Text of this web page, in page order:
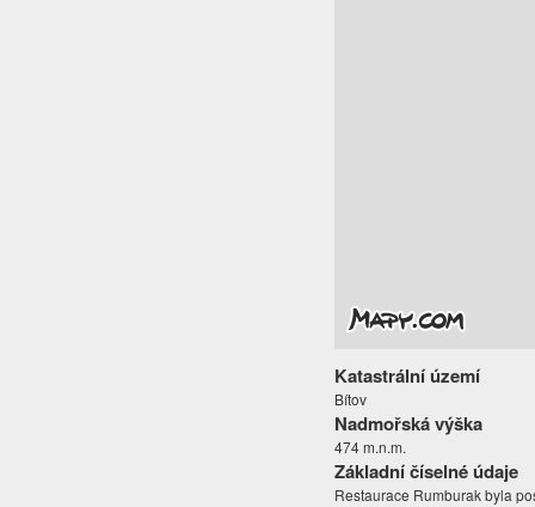
Katastrální území
Bítov
Nadmořská výška
474 m.n.m.
Základní číselné údaje
Restaurace Rumburak byla